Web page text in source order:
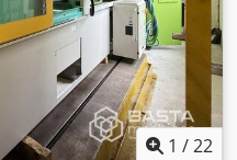
1 /22